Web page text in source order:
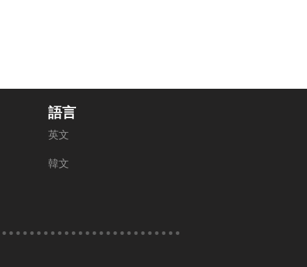
語言
英文
韓文